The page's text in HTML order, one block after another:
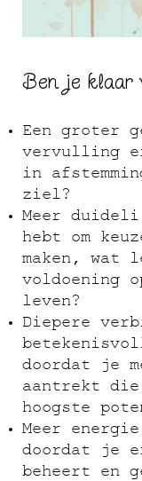
Ben je klaar
Een groter
vervulling
in
ziel?
Meer
hebt om
maken, wat
voldoening
leven?
Diepere
doordat je
aantrekt
hoogste
Meer
doordat je
beheert en